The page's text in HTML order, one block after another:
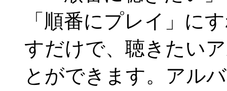
「順番にプレイ」に
すだけで、聴きたい
とができます。アル